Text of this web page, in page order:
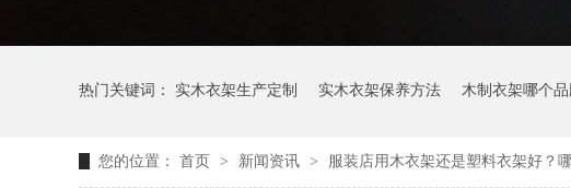
热门关键词： 实木衣架生产定制 实木衣架保养方法 木制衣架哪个
您的位置： 首页 > 新闻资讯 > 服装店用木衣架还是塑料衣架好？